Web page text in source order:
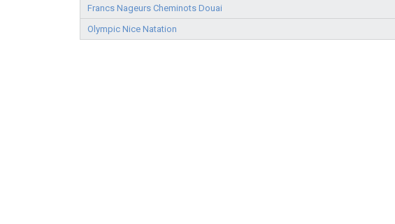
Francs Nageurs Cheminots Douai
Olympic Nice Natation